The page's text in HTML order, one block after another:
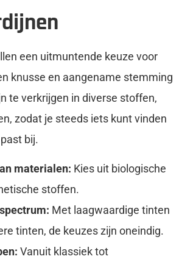
een uitmuntende keuze voor
knusse en aangename stemming
te verkrijgen in diverse stoffen,
zodat je steeds iets kunt vinden
bij.
materialen: Kies uit biologische
stoffen.
Met laagwaardige tinten
tinten, de keuzes zijn oneindig.
Vanuit klassiek tot